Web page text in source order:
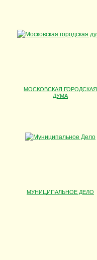
МОСКОВСКАЯ ГОРОДСКАЯ
ДУМА
МУНИЦИПАЛЬНОЕ ДЕЛО